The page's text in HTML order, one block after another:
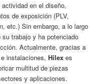
en el diseño,
de exposición (PLV,
etc.) Sin embargo, a lo largo
trabajo y ha potenciado
Actualmente, gracias a
e instalaciones,Hilex es
multitud de piezas
y aplicaciones.